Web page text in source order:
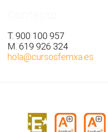
T. 900 100 957
M. 619 926 324
hola@cursosfemxa.es